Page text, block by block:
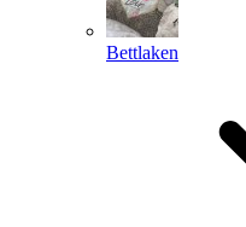
Bettlaken